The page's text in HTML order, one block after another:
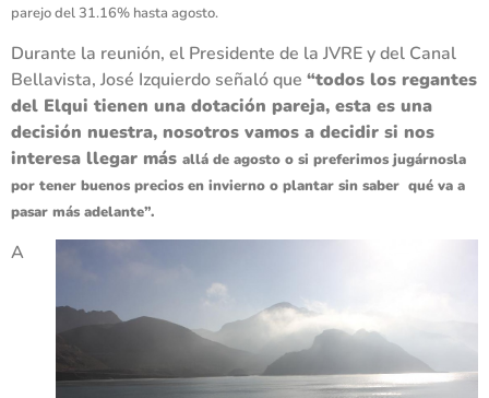
parejo del 31.16% hasta agosto.
Durante la reunión, el Presidente de la JVRE y del Canal
Bellavista, José Izquierdo señaló que “todos los regantes
del Elqui tienen una dotación pareja, esta es una
decisión nuestra, nosotros vamos a decidir si nos
interesa llegar más allá de agosto o si preferimos jugárnosla
por tener buenos precios en invierno o plantar sin saber qué va a
pasar más adelante”.
A